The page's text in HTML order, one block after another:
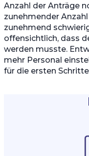
Anzahl der Anträge
zunehmender
zunehmend
offensichtlich, dass
werden musste.
mehr Personal
für die ersten